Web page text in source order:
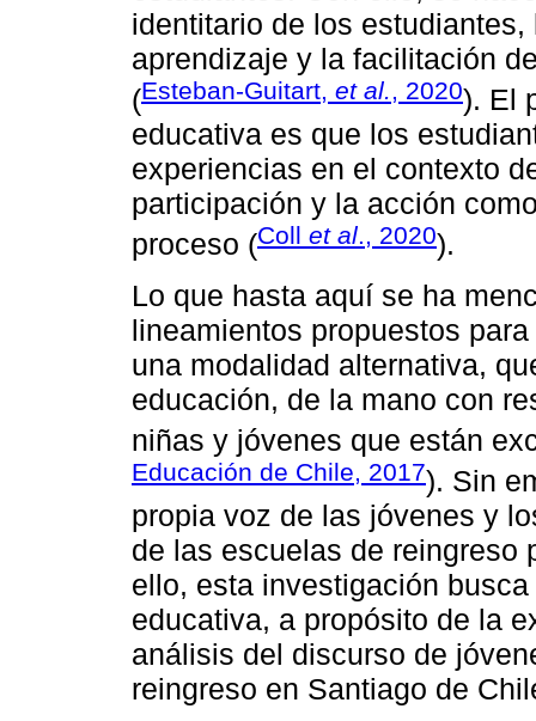
identitario de los
aprendizaje y la facilitación
(Esteban-Guitart, et al., 2020). El
educativa es que los
experiencias en el contexto
participación y la acción
proceso (Coll et al., 2020).
Lo que hasta aquí se ha
lineamientos propuestos
una modalidad alternativa,
educación, de la mano con
niñas y jóvenes que están
Educación de Chile, 2017). Sin
propia voz de las jóvenes y
de las escuelas de reingreso
ello, esta investigación
educativa, a propósito de la
análisis del discurso de
reingreso en Santiago de